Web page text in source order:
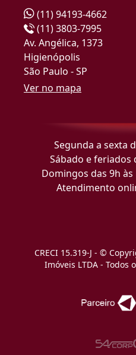
(11) 94193-4662
(11) 3803-7995
Av. Angélica, 1373
Higienópolis
São Paulo - SP
Ver no mapa
Segunda a sexta
Sábado e feriados
Domingos das 9h
Atendimento
CRECI 15.319-J - ©
Imóveis LTDA - Todos